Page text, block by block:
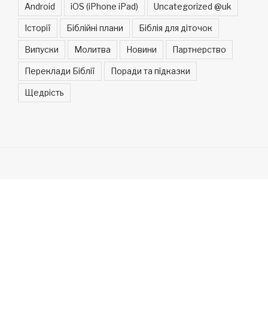
Android iOS (iPhone iPad) Uncategorized @uk
Історії Біблійні плани Біблія для діточок
Випуски Молитва Новини Партнерство
Переклади Біблії Поради та підказки
Щедрість